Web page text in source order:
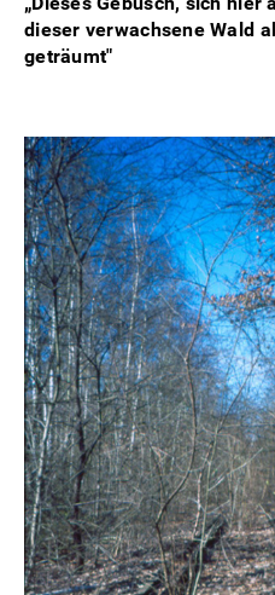
dieser verwachsene Wald
geträumt"